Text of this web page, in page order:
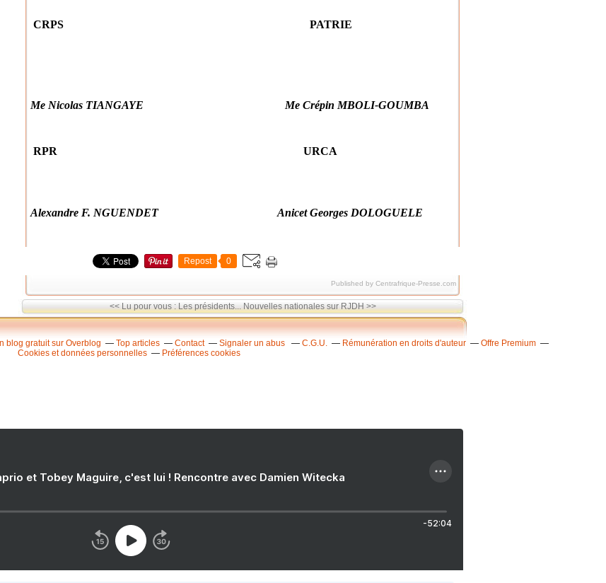
CRPS PATRIE
Me Nicolas TIANGAYE Me Crépin MBOLI-GOUMBA
RPR URCA
Alexandre F. NGUENDET Anicet Georges DOLOGUELE
Repost 0
Published by Centrafrique-Presse.com
<< Lu pour vous : Les présidents... Nouvelles nationales sur RJDH >>
blog gratuit sur Overblog Top articles Contact Signaler un abus C.G.U. Rémunération en droits d'auteur
Offre Premium
Cookies et données personnelles
Préférences cookies
et Tobey Maguire, c'est lui ! Rencontre avec Damien Witecka
-52:04